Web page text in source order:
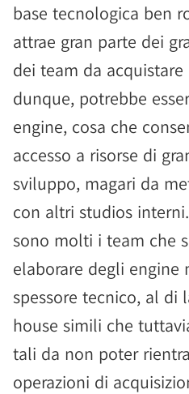
base tecnologica ben
attrae gran parte dei
dei team da
dunque, potrebbe
engine, cosa che
accesso a risorse di
sviluppo, magari da
con altri studios
sono molti i team che
elaborare degli engine
spessore tecnico, al di
house simili che
tali da non poter
operazioni di